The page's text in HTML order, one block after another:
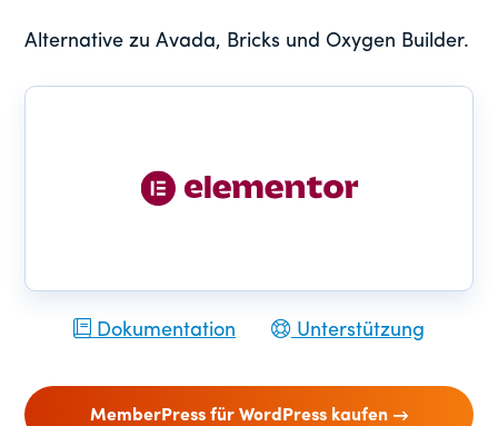
Alternative zu Avada, Bricks und Oxygen Builder.
Dokumentation Unterstützung
MemberPress für WordPress kaufen